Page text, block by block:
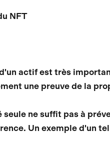
NFT
actif est très
une preuve de la
seule ne suffit pas à
Un exemple d'un